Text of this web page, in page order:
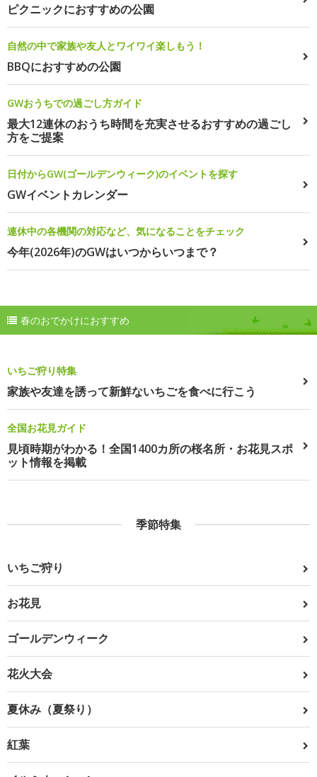
ピクニックにおすすめの公園
自然の中で家族や友人とワイワイ楽しもう！
BBQにおすすめの公園
GWおうちでの過ごし方ガイド
最大12連休のおうち時間を充実させるおすすめの過ごし
方をご提案
日付からGW(ゴールデンウィーク)のイベントを探す
GWイベントカレンダー
連休中の各機関の対応など、気になることをチェック
今年(2026年)のGWはいつからいつまで？
春のおでかけにおすすめ
いちご狩り特集
家族や友達を誘って新鮮ないちごを食べに行こう
全国お花見ガイド
見頃時期がわかる！全国1400カ所の桜名所・お花見スポ
ット情報を掲載
季節特集
いちご狩り
お花見
ゴールデンウィーク
花火大会
夏休み（夏祭り）
紅葉